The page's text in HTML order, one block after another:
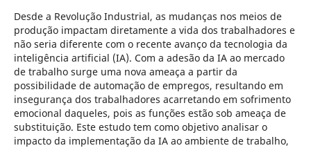
Desde a Revolução Industrial, as mudanças nos meios de
produção impactam diretamente a vida dos trabalhadores e
não seria diferente com o recente avanço da tecnologia da
inteligência artificial (IA). Com a adesão da IA ao mercado
de trabalho surge uma nova ameaça a partir da
possibilidade de automação de empregos, resultando em
insegurança dos trabalhadores acarretando em sofrimento
emocional daqueles, pois as funções estão sob ameaça de
substituição. Este estudo tem como objetivo analisar o
impacto da implementação da IA ao ambiente de trabalho,